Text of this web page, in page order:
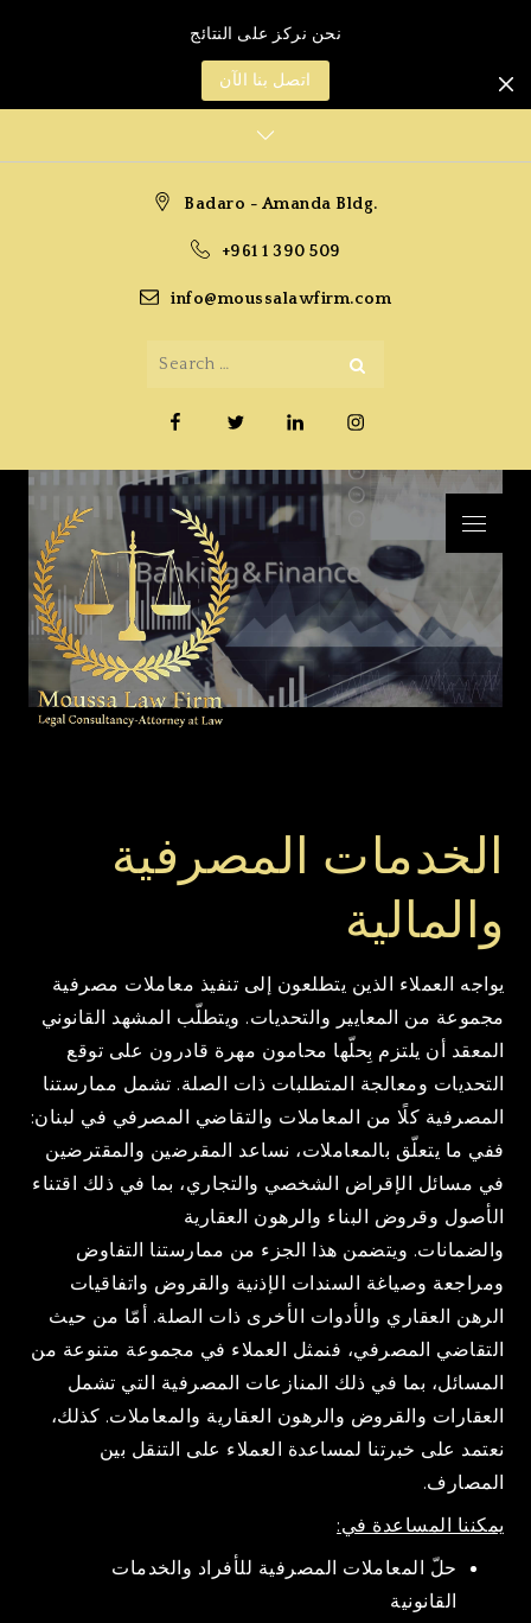
نحن نركز على النتائج
اتصل بنا الآن
Badaro - Amanda Bldg.
+961 1 390 509
info@moussalawfirm.com
Search
FacebookTwitterLinkedinInstagram
Menu
الخدمات المصرفية
والمالية
يواجه العملاء الذين يتطلعون إلى تنفيذ معاملات مصرفية
مجموعة من المعايير والتحديات. ويتطلّب المشهد القانوني
المعقد أن يلتزم بِحلّها محامون مهرة قادرون على توقع
التحديات ومعالجة المتطلبات ذات الصلة. تشمل ممارستنا
المصرفية كلًا من المعاملات والتقاضي المصرفي في لبنان:
ففي ما يتعلّق بالمعاملات، نساعد المقرضين والمقترضين
في مسائل الإقراض الشخصي والتجاري، بما في ذلك اقتناء
الأصول وقروض البناء والرهون العقارية
والضمانات. ويتضمن هذا الجزء من ممارستنا التفاوض
ومراجعة وصياغة السندات الإذنية والقروض واتفاقيات
الرهن العقاري والأدوات الأخرى ذات الصلة. أمّا من حيث
التقاضي المصرفي، فنمثل العملاء في مجموعة متنوعة من
المسائل، بما في ذلك المنازعات المصرفية التي تشمل
العقارات والقروض والرهون العقارية والمعاملات. كذلك،
نعتمد على خبرتنا لمساعدة العملاء على التنقل بين
المصارف.
يمكننا المساعدة في:
حلّ المعاملات المصرفية للأفراد والخدمات
القانونية